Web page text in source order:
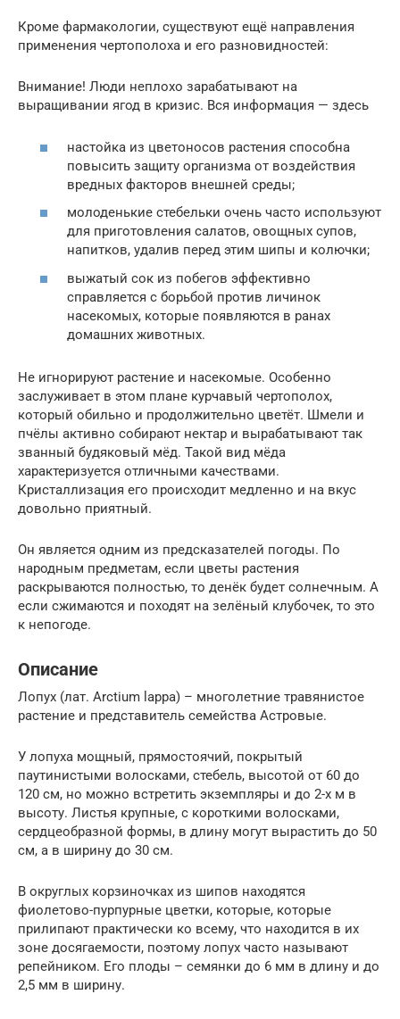
Кроме фармакологии, существуют ещё направления
применения чертополоха и его разновидностей:
Внимание! Люди неплохо зарабатывают на
выращивании ягод в кризис. Вся информация — здесь
настойка из цветоносов растения способна
повысить защиту организма от воздействия
вредных факторов внешней среды;
молоденькие стебельки очень часто используют
для приготовления салатов, овощных супов,
напитков, удалив перед этим шипы и колючки;
выжатый сок из побегов эффективно
справляется с борьбой против личинок
насекомых, которые появляются в ранах
домашних животных.
Не игнорируют растение и насекомые. Особенно
заслуживает в этом плане курчавый чертополох,
который обильно и продолжительно цветёт. Шмели и
пчёлы активно собирают нектар и вырабатывают так
званный будяковый мёд. Такой вид мёда
характеризуется отличными качествами.
Кристаллизация его происходит медленно и на вкус
довольно приятный.
Он является одним из предсказателей погоды. По
народным предметам, если цветы растения
раскрываются полностью, то денёк будет солнечным. А
если сжимаются и походят на зелёный клубочек, то это
к непогоде.
Описание
Лопух (лат. Arctium lappa) – многолетние травянистое
растение и представитель семейства Астровые.
У лопуха мощный, прямостоячий, покрытый
паутинистыми волосками, стебель, высотой от 60 до
120 см, но можно встретить экземпляры и до 2-х м в
высоту. Листья крупные, с короткими волосками,
сердцеобразной формы, в длину могут вырастить до 50
см, а в ширину до 30 см.
В округлых корзиночках из шипов находятся
фиолетово-пурпурные цветки, которые, которые
прилипают практически ко всему, что находится в их
зоне досягаемости, поэтому лопух часто называют
репейником. Его плоды – семянки до 6 мм в длину и до
2,5 мм в ширину.